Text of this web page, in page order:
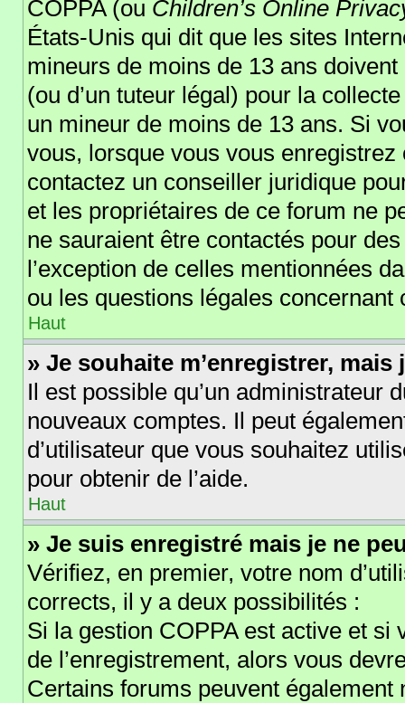
COPPA (ou Children’s Online
États-Unis qui dit que les sites
mineurs de moins de 13 ans
(ou d’un tuteur légal) pour la
un mineur de moins de 13 ans. Si
vous, lorsque vous vous enregistrez
contactez un conseiller juridique
et les propriétaires de ce forum ne
ne sauraient être contactés pour
l’exception de celles mentionnées
ou les questions légales concernant
Haut
» Je souhaite m’enregistrer, mais
Il est possible qu’un administrateur
nouveaux comptes. Il peut
d’utilisateur que vous souhaitez
pour obtenir de l’aide.
Haut
» Je suis enregistré mais je ne
Vérifiez, en premier, votre nom
corrects, il y a deux possibilités :
Si la gestion COPPA est active et
de l’enregistrement, alors vous
Certains forums peuvent